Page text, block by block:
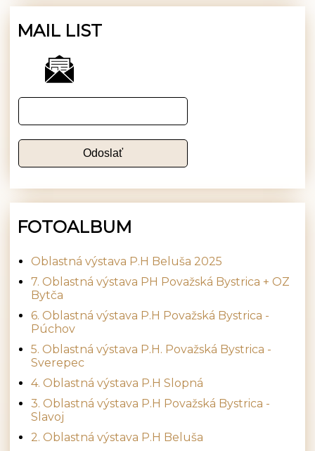
MAIL LIST
FOTOALBUM
Oblastná výstava P.H Beluša 2025
7. Oblastná výstava PH Považská Bystrica + OZ
Bytča
6. Oblastná výstava P.H Považská Bystrica -
Púchov
5. Oblastná výstava P.H. Považská Bystrica -
Sverepec
4. Oblastná výstava P.H Slopná
3. Oblastná výstava P.H Považská Bystrica -
Slavoj
2. Oblastná výstava P.H Beluša